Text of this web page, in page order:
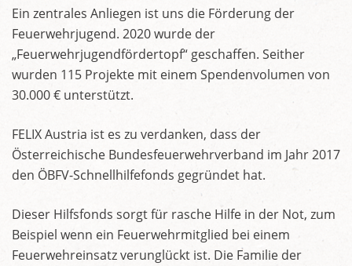
Ein zentrales Anliegen ist uns die Förderung der
Feuerwehrjugend. 2020 wurde der
„Feuerwehrjugendfördertopf“ geschaffen. Seither
wurden 115 Projekte mit einem Spendenvolumen von
30.000 € unterstützt.
FELIX Austria ist es zu verdanken, dass der
Österreichische Bundesfeuerwehrverband im Jahr 2017
den ÖBFV-Schnellhilfefonds gegründet hat.
Dieser Hilfsfonds sorgt für rasche Hilfe in der Not, zum
Beispiel wenn ein Feuerwehrmitglied bei einem
Feuerwehreinsatz verunglückt ist. Die Familie der